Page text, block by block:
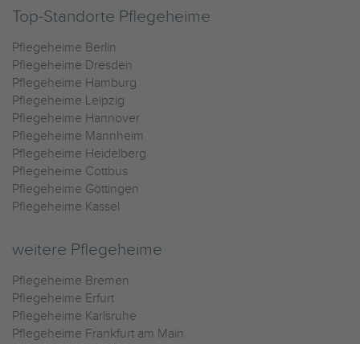
Top-Standorte Pflegeheime
Pflegeheime Berlin
Pflegeheime Dresden
Pflegeheime Hamburg
Pflegeheime Leipzig
Pflegeheime Hannover
Pflegeheime Mannheim
Pflegeheime Heidelberg
Pflegeheime Cottbus
Pflegeheime Göttingen
Pflegeheime Kassel
weitere Pflegeheime
Pflegeheime Bremen
Pflegeheime Erfurt
Pflegeheime Karlsruhe
Pflegeheime Frankfurt am Main